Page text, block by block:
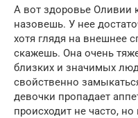
А вот здоровье Оливии
назовешь. У нее
хотя глядя на внешнее
скажешь. Она очень
близких и значимых
свойственно
девочки пропадает
происходит не часто,